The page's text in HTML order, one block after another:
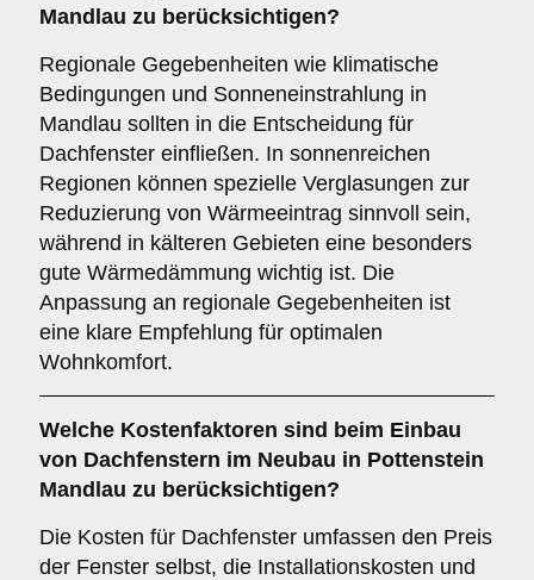
Mandlau zu berücksichtigen?
Regionale Gegebenheiten wie klimatische
Bedingungen und Sonneneinstrahlung in
Mandlau sollten in die Entscheidung für
Dachfenster einfließen. In sonnenreichen
Regionen können spezielle Verglasungen zur
Reduzierung von Wärmeeintrag sinnvoll sein,
während in kälteren Gebieten eine besonders
gute Wärmedämmung wichtig ist. Die
Anpassung an regionale Gegebenheiten ist
eine klare Empfehlung für optimalen
Wohnkomfort.
Welche Kostenfaktoren sind beim Einbau
von Dachfenstern im Neubau in Pottenstein
Mandlau zu berücksichtigen?
Die Kosten für Dachfenster umfassen den Preis
der Fenster selbst, die Installationskosten und